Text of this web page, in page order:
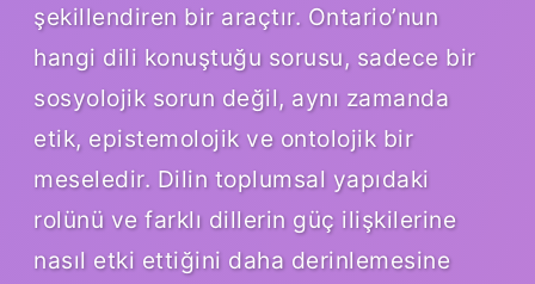
şekillendiren bir araçtır. Ontario’nun
hangi dili konuştuğu sorusu, sadece bir
sosyolojik sorun değil, aynı zamanda
etik, epistemolojik ve ontolojik bir
meseledir. Dilin toplumsal yapıdaki
rolünü ve farklı dillerin güç ilişkilerine
nasıl etki ettiğini daha derinlemesine